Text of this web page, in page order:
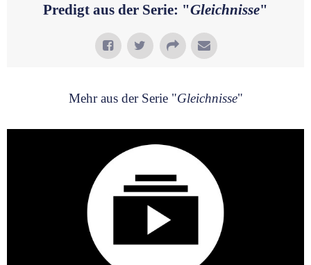
Predigt aus der Serie: "Gleichnisse"
Mehr aus der Serie "Gleichnisse"